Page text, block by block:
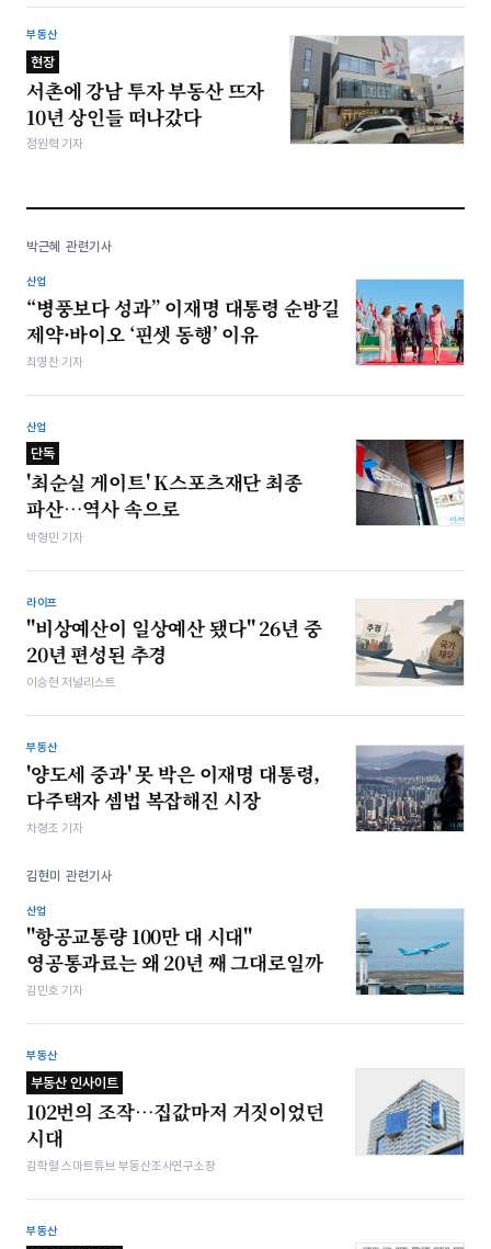
부동산
현장
서촌에 강남 투자 부동산 뜨자
10년 상인들 떠나갔다
정원혁 기자
박근혜 관련기사
산업
“병풍보다 성과” 이재명 대통령 순방길
제약·바이오 ‘핀셋 동행’ 이유
최영찬 기자
산업
단독
'최순실 게이트' K스포츠재단 최종
파산…역사 속으로
박형민 기자
라이프
"비상예산이 일상예산 됐다" 26년 중
20년 편성된 추경
이승현 저널리스트
부동산
'양도세 중과' 못 박은 이재명 대통령,
다주택자 셈법 복잡해진 시장
차형조 기자
김현미 관련기사
산업
"항공교통량 100만 대 시대"
영공통과료는 왜 20년 째 그대로일까
김민호 기자
부동산
부동산 인사이트
102번의 조작…집값마저 거짓이었던
시대
김학렬 스마트튜브 부동산조사연구소장
부동산